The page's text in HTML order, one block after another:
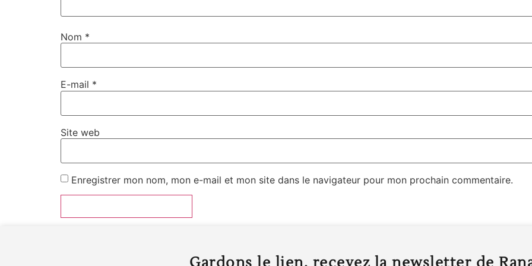
Nom *
E-mail *
Site web
Enregistrer mon nom, mon e-mail et mon site dans le navigateur pour mon prochain commentaire.